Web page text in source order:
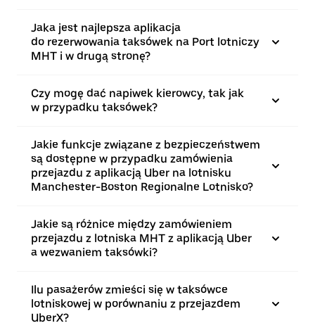
Jaka jest najlepsza aplikacja
do rezerwowania taksówek na Port lotniczy
MHT i w drugą stronę?
Czy mogę dać napiwek kierowcy, tak jak
w przypadku taksówek?
Jakie funkcje związane z bezpieczeństwem
są dostępne w przypadku zamówienia
przejazdu z aplikacją Uber na lotnisku
Manchester-Boston Regionalne Lotnisko?
Jakie są różnice między zamówieniem
przejazdu z lotniska MHT z aplikacją Uber
a wezwaniem taksówki?
Ilu pasażerów zmieści się w taksówce
lotniskowej w porównaniu z przejazdem
UberX?